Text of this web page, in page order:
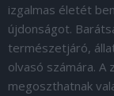
izgalmas életét
újdonságot.
természetjáró,
olvasó számára. A
megoszthatnak